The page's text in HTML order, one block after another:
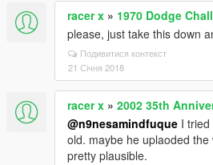
racer x » 1970 Dodge
please, just take this down
Подивитися контекст
21 Січня 2018
racer x » 2002 35th
@n9nesamindfuque I
old. maybe he uplaoded
pretty plausible.